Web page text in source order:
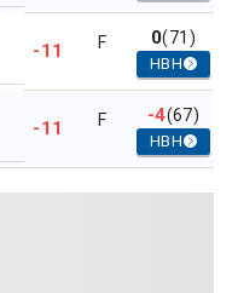
-11 F 0(71)
HBH
-11 F -4(67)
HBH